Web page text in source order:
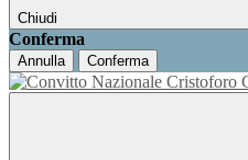
Chiudi
Conferma
Annulla Conferma